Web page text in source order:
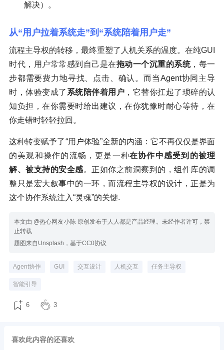
解决）。
从“用户拉着系统走”到“系统陪着用户走”
流程主导权的转移，最终重塑了人机关系的温度。在纯GUI
时代，用户常常感到自己是在拖动一个沉重的系统，每一
步都需要费力地寻找、点击、确认。而当Agent协同主导
时，体验变成了 系统陪伴着用户 ，它替你扛起了琐碎的认
知负担，在你需要时给出建议，在你犹豫时耐心等待，在
你走错时轻轻拉回。
这种转变赋予了“用户体验”全新的内涵：它不再仅仅是界面
的美观和操作的流畅，更是一种在协作中感受到的被理
解、被支持的安全感。正如你之前洞察到的，组件库的调
整只是宏大叙事中的一环，而流程主导权的设计，正是为
这个协作系统注入“灵魂”的关键.
本文由 @热心网友小陈 原创发布于人人都是产品经理。未经作者许可，禁
止转载
题图来自Unsplash，基于CC0协议
Agent协作 GUI 交互设计 人机交互 任务主导权
智能引导
6 3
喜欢此内容的还喜欢